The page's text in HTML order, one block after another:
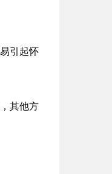
引起怀
其他方